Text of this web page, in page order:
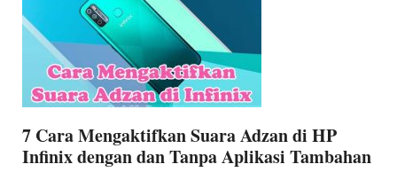
7 Cara Mengaktifkan Suara Adzan di HP
Infinix dengan dan Tanpa Aplikasi Tambahan